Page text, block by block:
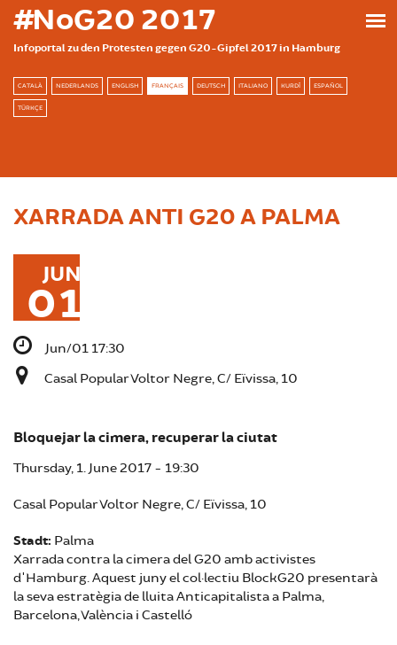
Skip to main content
#NoG20 2017
Infoportal zu den Protesten gegen G20-Gipfel 2017 in Hamburg
CATALÀ NEDERLANDS ENGLISH FRANÇAIS DEUTSCH ITALIANO KURDÎ ESPAÑOL
TÜRKÇE
XARRADA ANTI G20 A PALMA
JUN
01
Jun/01 17:30
Casal Popular Voltor Negre, C/ Eïvissa, 10
Bloquejar la cimera, recuperar la ciutat
Thursday, 1. June 2017 - 19:30
Casal Popular Voltor Negre, C/ Eïvissa, 10
Stadt: Palma
Xarrada contra la cimera del G20 amb activistes
d'Hamburg. Aquest juny el col·lectiu BlockG20 presentarà
la seva estratègia de lluita Anticapitalista a Palma,
Barcelona, València i Castelló